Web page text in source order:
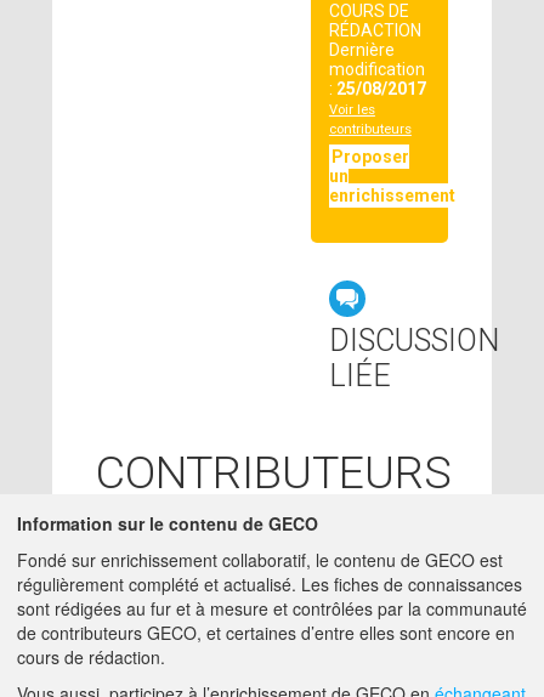
COURS DE
RÉDACTION
Dernière
modification
: 25/08/2017
Voir les
contributeurs
Proposer
un
enrichissement
DISCUSSION
LIÉE
CONTRIBUTEURS
25/08/2017 LOLA LEVEAU
IRSTEA - CLERMONT-
FERRAND (63000)
ingenieur -
LOLA.LEVEAU@IRSTEA.FR
A PROPOS DE GECO AIDE
Information sur le contenu de GECO
Fondé sur enrichissement collaboratif, le contenu de GECO est
régulièrement complété et actualisé. Les fiches de connaissances
sont rédigées au fur et à mesure et contrôlées par la communauté
de contributeurs GECO, et certaines d’entre elles sont encore en
cours de rédaction.